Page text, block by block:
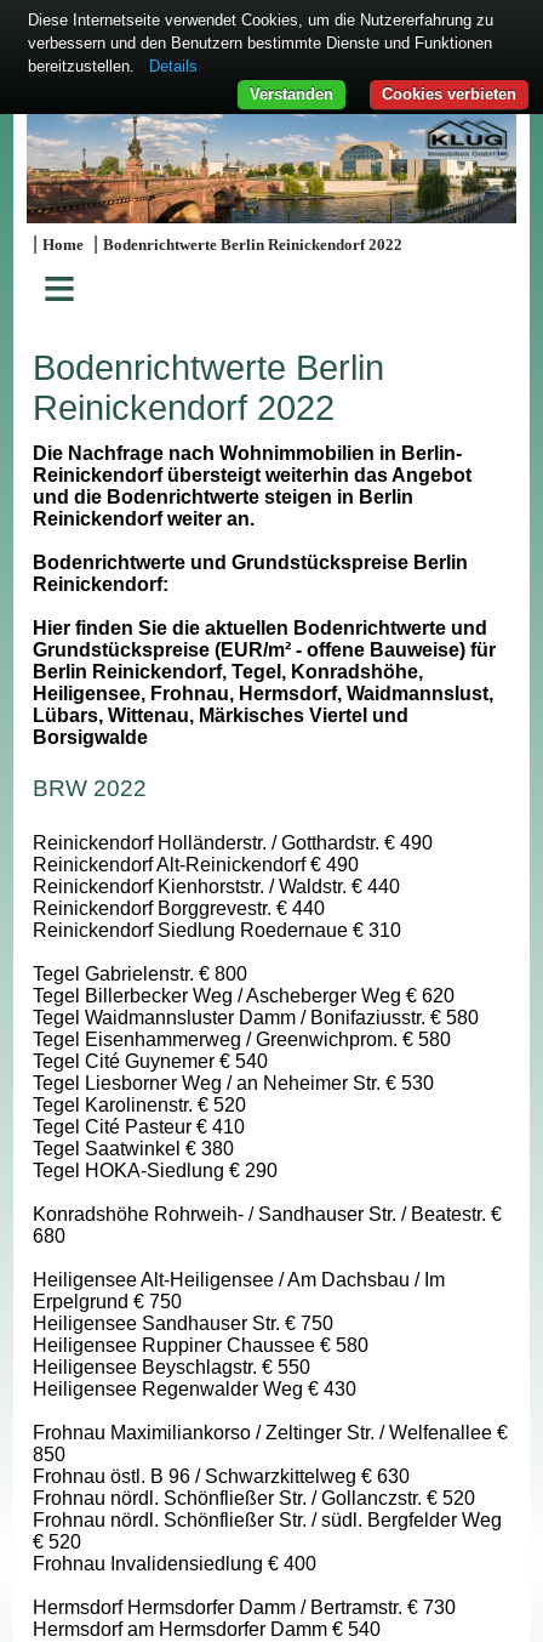
|Home |Bodenrichtwerte Berlin Reinickendorf 2022
≡
Bodenrichtwerte Berlin
Reinickendorf 2022
Die Nachfrage nach Wohnimmobilien in Berlin-
Reinickendorf übersteigt weiterhin das Angebot
und die Bodenrichtwerte steigen in Berlin
Reinickendorf weiter an.
Bodenrichtwerte und Grundstückspreise Berlin
Reinickendorf:
Hier finden Sie die aktuellen Bodenrichtwerte und
Grundstückspreise (EUR/m² - offene Bauweise) für
Berlin Reinickendorf, Tegel, Konradshöhe,
Heiligensee, Frohnau, Hermsdorf, Waidmannslust,
Lübars, Wittenau, Märkisches Viertel und
Borsigwalde
BRW 2022
Reinickendorf Holländerstr. / Gotthardstr. € 490
Reinickendorf Alt-Reinickendorf € 490
Reinickendorf Kienhorststr. / Waldstr. € 440
Reinickendorf Borggrevestr. € 440
Reinickendorf Siedlung Roedernaue € 310
Tegel Gabrielenstr. € 800
Tegel Billerbecker Weg / Ascheberger Weg € 620
Tegel Waidmannsluster Damm / Bonifaziusstr. € 580
Tegel Eisenhammerweg / Greenwichprom. € 580
Tegel Cité Guynemer € 540
Tegel Liesborner Weg / an Neheimer Str. € 530
Tegel Karolinenstr. € 520
Tegel Cité Pasteur € 410
Tegel Saatwinkel € 380
Tegel HOKA-Siedlung € 290
Konradshöhe Rohrweih- / Sandhauser Str. / Beatestr. €
680
Heiligensee Alt-Heiligensee / Am Dachsbau / Im
Erpelgrund € 750
Heiligensee Sandhauser Str. € 750
Heiligensee Ruppiner Chaussee € 580
Heiligensee Beyschlagstr. € 550
Heiligensee Regenwalder Weg € 430
Frohnau Maximiliankorso / Zeltinger Str. / Welfenallee €
850
Frohnau östl. B 96 / Schwarzkittelweg € 630
Frohnau nördl. Schönfließer Str. / Gollanczstr. € 520
Frohnau nördl. Schönfließer Str. / südl. Bergfelder Weg
€ 520
Frohnau Invalidensiedlung € 400
Hermsdorf Hermsdorfer Damm / Bertramstr. € 730
Hermsdorf am Hermsdorfer Damm € 540
Diese Internetseite verwendet Cookies, um die Nutzererfahrung zu
verbessern und den Benutzern bestimmte Dienste und Funktionen
bereitzustellen.
Details
Cookies verbieten
Verstanden